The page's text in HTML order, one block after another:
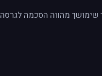
שימושך מהווה הסכמה לגרסה